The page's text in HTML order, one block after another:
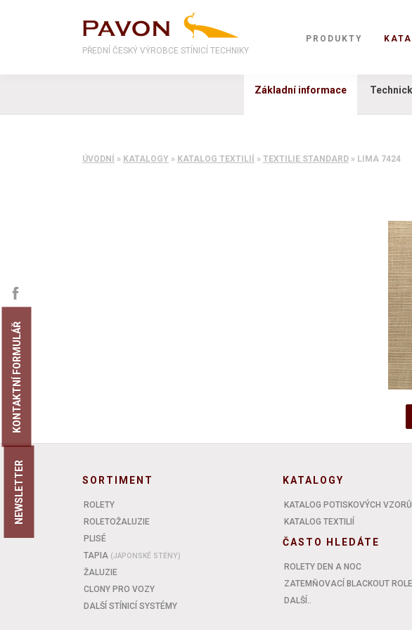
PŘEDNÍ ČESKÝ VÝROBCE STÍNICÍ TECHNIKY
PRODUKTY
Základní informace
ÚVODNÍ » KATALOGY » KATALOG TEXTILIÍ » TEXTILIE STANDARD » LIMA 7424
SORTIMENT
ROLETY
ROLETOŽALUZIE
PLISÉ
TAPIA (JAPONSKÉ STĚNY)
ŽALUZIE
CLONY PRO VOZY
DALŠÍ STÍNICÍ SYSTÉMY
KATALOGY
KATALOG POTISKOVÝCH VZORŮ
KATALOG TEXTILIÍ
ČASTO HLEDÁTE
ROLETY DEN A NOC
ZATEMŇOVACÍ BLACKOUT
DALŠÍ..
KONTAKTNÍ FORMULÁŘ
NEWSLETTER